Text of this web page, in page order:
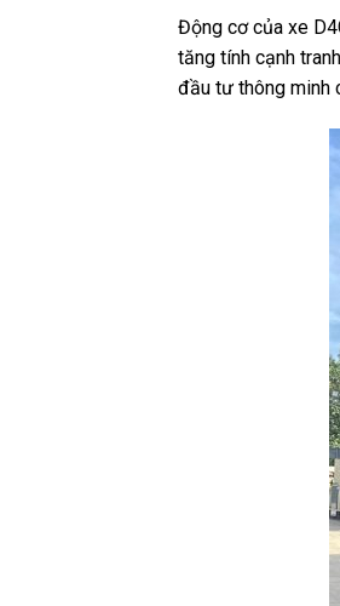
Động cơ của xe
tăng tính cạnh
đầu tư thông minh